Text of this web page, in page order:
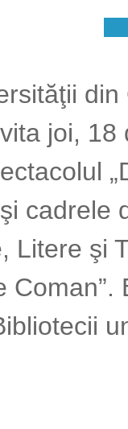
joi, 18
cadrele
Litere şi